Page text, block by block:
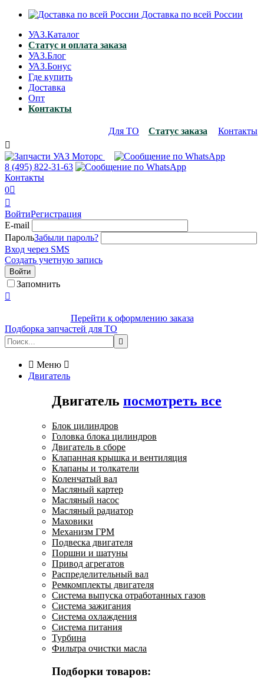
Доставка по всей России
УАЗ.Каталог
Статус и оплата заказа
УАЗ.Блог
УАЗ.Бонус
Где купить
Доставка
Опт
Контакты
Для ТО Статус заказа
Контакты

8 (495) 822-31-63
Контакты
0

ВойтиРегистрация
E-mail
ПарольЗабыли пароль?
Вход через SMS
Создать учетную запись
Войти
Запомнить

Перейти к оформлению заказа
Подборка запчастей для ТО

 Меню 
Двигатель
Двигатель посмотреть все
Блок цилиндров
Головка блока цилиндров
Двигатель в сборе
Клапанная крышка и вентиляция
Клапаны и толкатели
Коленчатый вал
Масляный картер
Масляный насос
Масляный радиатор
Маховики
Механизм ГРМ
Подвеска двигателя
Поршни и шатуны
Привод агрегатов
Распределительный вал
Ремкомплекты двигателя
Система выпуска отработанных газов
Система зажигания
Система охлаждения
Система питания
Турбина
Фильтра очистки масла
Подборки товаров: